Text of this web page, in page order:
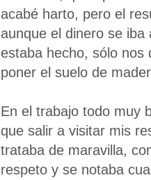
acabé harto, pero el
aunque el dinero se
estaba hecho, sólo nos
poner el suelo de
En el trabajo todo muy
que salir a visitar mis
trataba de maravilla,
respeto y se notaba